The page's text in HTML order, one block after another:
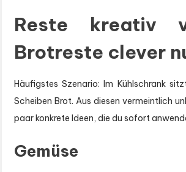
Reste kreativ
Brotreste clever
Häufigstes Szenario: Im Kühlschrank
Scheiben Brot. Aus diesen vermeintlich
paar konkrete Ideen, die du sofort
Gemüse